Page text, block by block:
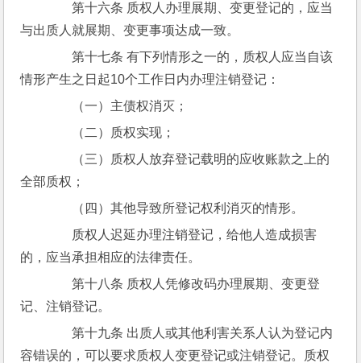
第十六条 质权人办理展期、变更登记的，应当
与出质人就展期、变更事项达成一致。
第十七条 有下列情形之一的，质权人应当自该
情形产生之日起10个工作日内办理注销登记：
（一）主债权消灭；
（二）质权实现；
（三）质权人放弃登记载明的应收账款之上的
全部质权；
（四）其他导致所登记权利消灭的情形。
质权人迟延办理注销登记，给他人造成损害
的，应当承担相应的法律责任。
第十八条 质权人凭修改码办理展期、变更登
记、注销登记。
第十九条 出质人或其他利害关系人认为登记内
容错误的，可以要求质权人变更登记或注销登记。质权